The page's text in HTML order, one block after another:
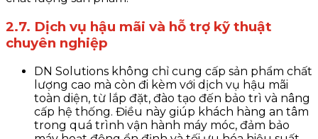
2.7. Dịch vụ hậu mãi và hỗ trợ kỹ thuật
chuyên nghiệp
DN Solutions không chỉ cung cấp sản phẩm chất
lượng cao mà còn đi kèm với dịch vụ hậu mãi
toàn diện, từ lắp đặt, đào tạo đến bảo trì và nâng
cấp hệ thống. Điều này giúp khách hàng an tâm
trong quá trình vận hành máy móc, đảm bảo